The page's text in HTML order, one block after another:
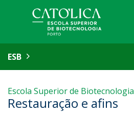
ESB
Escola Superior de Biotecnologia
Restauração e afins